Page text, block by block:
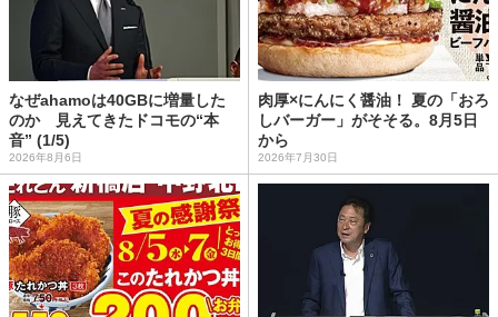
なぜahamoは40GBに増量した
のか 見えてきたドコモの“本
音” (1/5)
2026年8月6日
肉厚×にんにく醤油！ 夏の「おろ
しバーガー」がそそる。8月5日
から
2026年7月30日